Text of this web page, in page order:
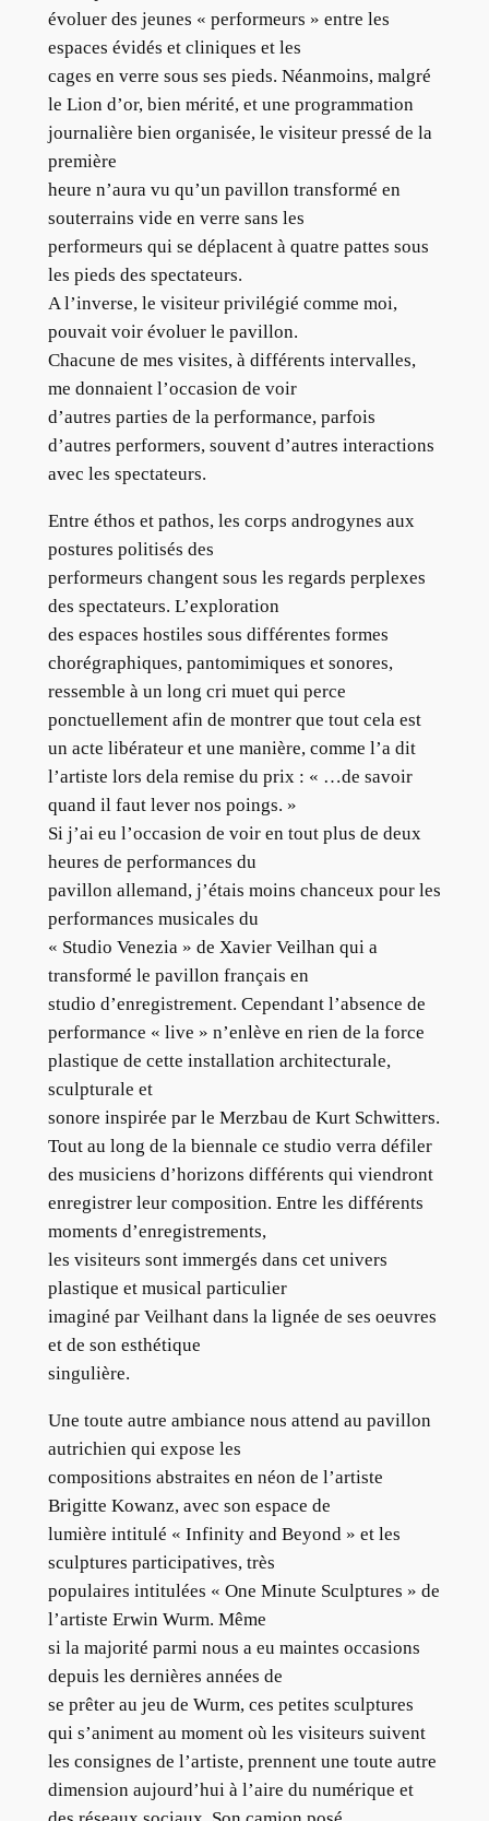
évoluer des jeunes « performeurs » entre les
espaces évidés et cliniques et les
cages en verre sous ses pieds. Néanmoins, malgré
le Lion d’or, bien mérité, et une programmation
journalière bien organisée, le visiteur pressé de la
première
heure n’aura vu qu’un pavillon transformé en
souterrains vide en verre sans les
performeurs qui se déplacent à quatre pattes sous
les pieds des spectateurs.
A l’inverse, le visiteur privilégié comme moi,
pouvait voir évoluer le pavillon.
Chacune de mes visites, à différents intervalles,
me donnaient l’occasion de voir
d’autres parties de la performance, parfois
d’autres performers, souvent d’autres interactions
avec les spectateurs.
Entre éthos et pathos, les corps androgynes aux
postures politisés des
performeurs changent sous les regards perplexes
des spectateurs. L’exploration
des espaces hostiles sous différentes formes
chorégraphiques, pantomimiques et sonores,
ressemble à un long cri muet qui perce
ponctuellement afin de montrer que tout cela est
un acte libérateur et une manière, comme l’a dit
l’artiste lors dela remise du prix : « …de savoir
quand il faut lever nos poings. »
Si j’ai eu l’occasion de voir en tout plus de deux
heures de performances du
pavillon allemand, j’étais moins chanceux pour les
performances musicales du
« Studio Venezia » de Xavier Veilhan qui a
transformé le pavillon français en
studio d’enregistrement. Cependant l’absence de
performance « live » n’enlève en rien de la force
plastique de cette installation architecturale,
sculpturale et
sonore inspirée par le Merzbau de Kurt Schwitters.
Tout au long de la biennale ce studio verra défiler
des musiciens d’horizons différents qui viendront
enregistrer leur composition. Entre les différents
moments d’enregistrements,
les visiteurs sont immergés dans cet univers
plastique et musical particulier
imaginé par Veilhant dans la lignée de ses oeuvres
et de son esthétique
singulière.
Une toute autre ambiance nous attend au pavillon
autrichien qui expose les
compositions abstraites en néon de l’artiste
Brigitte Kowanz, avec son espace de
lumière intitulé « Infinity and Beyond » et les
sculptures participatives, très
populaires intitulées « One Minute Sculptures » de
l’artiste Erwin Wurm. Même
si la majorité parmi nous a eu maintes occasions
depuis les dernières années de
se prêter au jeu de Wurm, ces petites sculptures
qui s’animent au moment où les visiteurs suivent
les consignes de l’artiste, prennent une toute autre
dimension aujourd’hui à l’aire du numérique et